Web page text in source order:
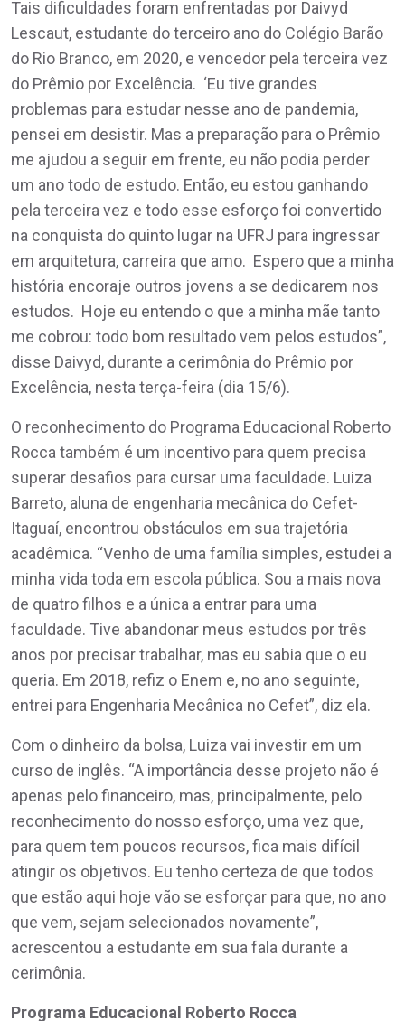
Tais dificuldades foram enfrentadas por Daivyd
Lescaut, estudante do terceiro ano do Colégio Barão
do Rio Branco, em 2020, e vencedor pela terceira vez
do Prêmio por Excelência. ‘Eu tive grandes
problemas para estudar nesse ano de pandemia,
pensei em desistir. Mas a preparação para o Prêmio
me ajudou a seguir em frente, eu não podia perder
um ano todo de estudo. Então, eu estou ganhando
pela terceira vez e todo esse esforço foi convertido
na conquista do quinto lugar na UFRJ para ingressar
em arquitetura, carreira que amo. Espero que a minha
história encoraje outros jovens a se dedicarem nos
estudos. Hoje eu entendo o que a minha mãe tanto
me cobrou: todo bom resultado vem pelos estudos”,
disse Daivyd, durante a cerimônia do Prêmio por
Excelência, nesta terça-feira (dia 15/6).
O reconhecimento do Programa Educacional Roberto
Rocca também é um incentivo para quem precisa
superar desafios para cursar uma faculdade. Luiza
Barreto, aluna de engenharia mecânica do Cefet-
Itaguaí, encontrou obstáculos em sua trajetória
acadêmica. “Venho de uma família simples, estudei a
minha vida toda em escola pública. Sou a mais nova
de quatro filhos e a única a entrar para uma
faculdade. Tive abandonar meus estudos por três
anos por precisar trabalhar, mas eu sabia que o eu
queria. Em 2018, refiz o Enem e, no ano seguinte,
entrei para Engenharia Mecânica no Cefet”, diz ela.
Com o dinheiro da bolsa, Luiza vai investir em um
curso de inglês. “A importância desse projeto não é
apenas pelo financeiro, mas, principalmente, pelo
reconhecimento do nosso esforço, uma vez que,
para quem tem poucos recursos, fica mais difícil
atingir os objetivos. Eu tenho certeza de que todos
que estão aqui hoje vão se esforçar para que, no ano
que vem, sejam selecionados novamente”,
acrescentou a estudante em sua fala durante a
cerimônia.
Programa Educacional Roberto Rocca